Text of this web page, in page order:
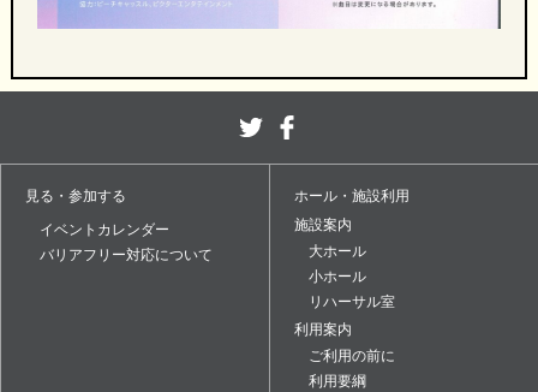
見る・参加する
イベントカレンダー
バリアフリー対応について
ホール・施設利用
施設案内
大ホール
小ホール
リハーサル室
利用案内
ご利用の前に
利用要綱